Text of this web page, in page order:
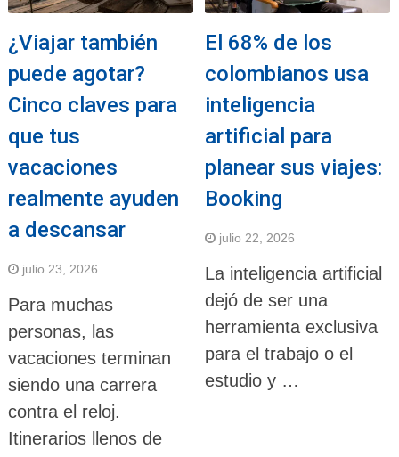
¿Viajar también
puede agotar?
Cinco claves para
que tus
vacaciones
realmente ayuden
a descansar
julio 23, 2026
Para muchas
personas, las
vacaciones terminan
siendo una carrera
contra el reloj.
Itinerarios llenos de
El 68% de los
colombianos usa
inteligencia
artificial para
planear sus viajes:
Booking
julio 22, 2026
La inteligencia artificial
dejó de ser una
herramienta exclusiva
para el trabajo o el
estudio y …